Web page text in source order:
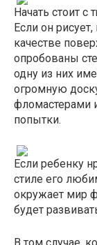
Начать стоит с
Если он
качестве
опробованы
одну из них
огромную
фломастерами
попытки.
Если ребенку
стиле его
окружает мир
будет